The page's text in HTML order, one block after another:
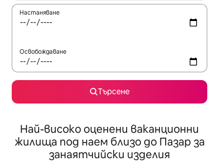
Настаняване
Освобождаване
Търсене
Най-високо оценени ваканционни
жилища под наем близо до Пазар за
занаятчийски изделия